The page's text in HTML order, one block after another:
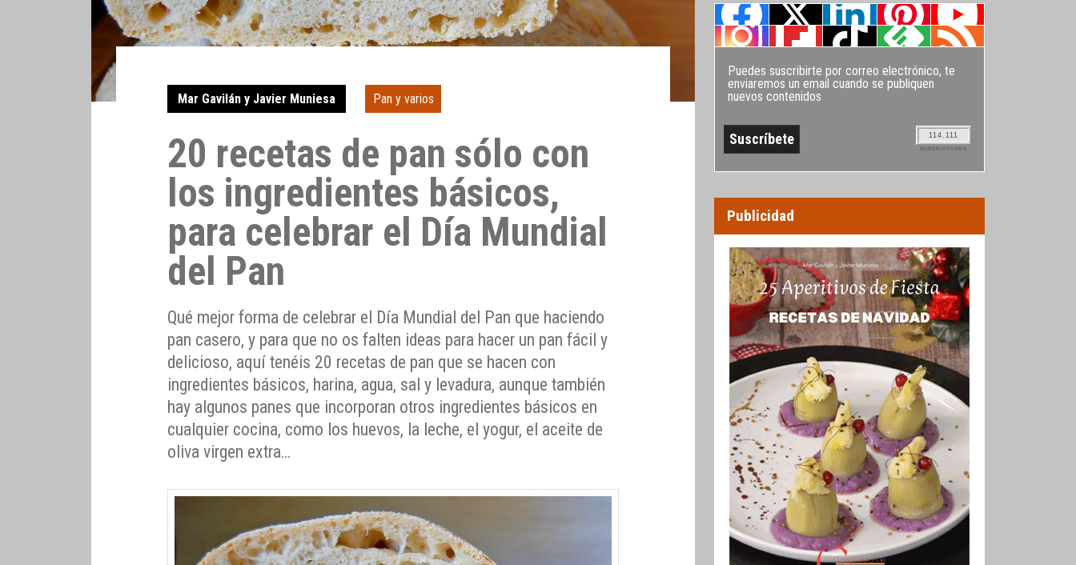
Mar Gavilán y Javier Muniesa Pan y varios
20 recetas de pan sólo con
los ingredientes básicos,
para celebrar el Día Mundial
del Pan
Qué mejor forma de celebrar el Día Mundial del Pan que haciendo
pan casero, y para que no os falten ideas para hacer un pan fácil y
delicioso, aquí tenéis 20 recetas de pan que se hacen con
ingredientes básicos, harina, agua, sal y levadura, aunque también
hay algunos panes que incorporan otros ingredientes básicos en
cualquier cocina, como los huevos, la leche, el yogur, el aceite de
oliva virgen extra…
Puedes suscribirte por correo electrónico, te
enviaremos un email cuando se publiquen
nuevos contenidos
114.111
SUSCRIPTORES
Publicidad